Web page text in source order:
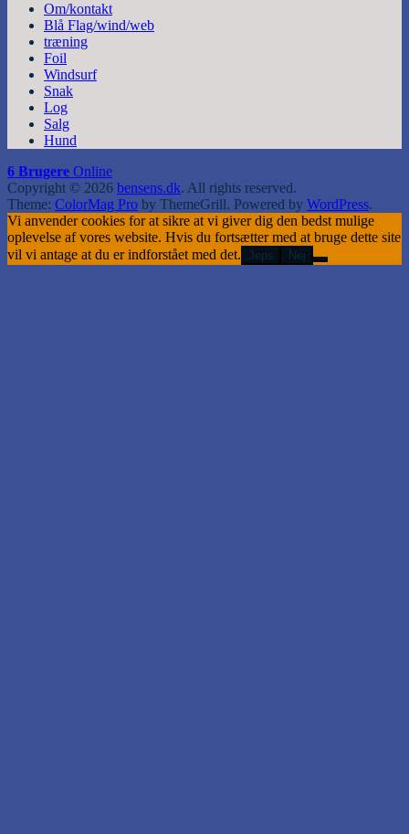
Om/kontakt
Blå Flag/wind/web
træning
Foil
Windsurf
Snak
Log
Salg
Hund
6 Brugere Online
Copyright © 2026 bensens.dk. All rights reserved.
Theme: ColorMag Pro by ThemeGrill. Powered by WordPress.
Vi anvender cookies for at sikre at vi giver dig den bedst mulige
oplevelse af vores website. Hvis du fortsætter med at bruge dette site
vil vi antage at du er indforstået med det. Jeps Nej